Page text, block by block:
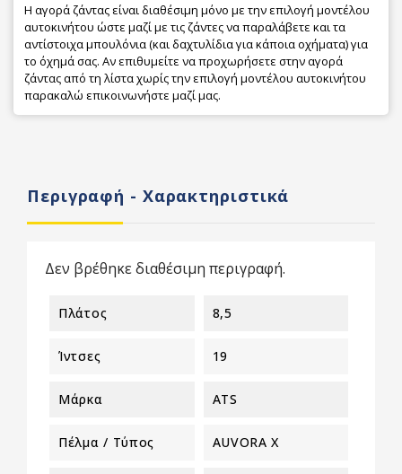
Η αγορά ζάντας είναι διαθέσιμη μόνο με την επιλογή μοντέλου
αυτοκινήτου ώστε μαζί με τις ζάντες να παραλάβετε και τα
αντίστοιχα μπουλόνια (και δαχτυλίδια για κάποια οχήματα) για
το όχημά σας. Αν επιθυμείτε να προχωρήσετε στην αγορά
ζάντας από τη λίστα χωρίς την επιλογή μοντέλου αυτοκινήτου
παρακαλώ επικοινωνήστε μαζί μας.
Περιγραφή - Χαρακτηριστικά
Δεν βρέθηκε διαθέσιμη περιγραφή.
Πλάτος 8,5
Ίντσες 19
Μάρκα ATS
Πέλμα / Τύπος AUVORA X